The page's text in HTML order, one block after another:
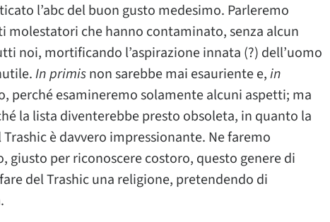
l’abc del buon gusto medesimo. Parleremo
che hanno contaminato, senza alcun
noi, mortificando l’aspirazione innata (?) dell’uomo
In primisnon sarebbe mai esauriente e,in
perché esamineremo solamente alcuni aspetti; ma
la lista diventerebbe presto obsoleta, in quanto la
è davvero impressionante. Ne faremo
giusto per riconoscere costoro, questo genere di
del Trashic una religione, pretendendo di